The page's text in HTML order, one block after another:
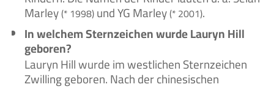
Marley(* 1998)und YG Marley(* 2001).
In welchem Sternzeichen wurde Lauryn Hill
geboren?
Lauryn Hill wurde im westlichen Sternzeichen
Zwilling geboren. Nach der chinesischen